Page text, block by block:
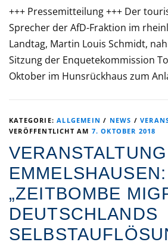
+++ Pressemitteilung +++ Der
Sprecher der AfD-Fraktion im
Landtag, Martin Louis Schmidt,
Sitzung der Enquetekommission
Oktober im Hunsrückhaus zum
KATEGORIE:ALLGEMEIN / NEWS /
VERÖFFENTLICHT AM 7. OKTOBER 2018
EMMELSHAUSEN:
„ZEITBOMBE
DEUTSCHLANDS